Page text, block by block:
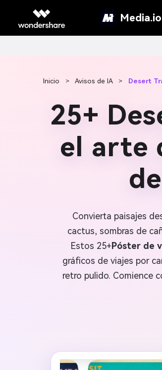
Media.io
Inicio > Avisos de IA > Desert
25+
el arte
Convierta paisajes
cactus, sombras de
Estos 25+Póster de
gráficos de viajes por
retro pulido. Comience